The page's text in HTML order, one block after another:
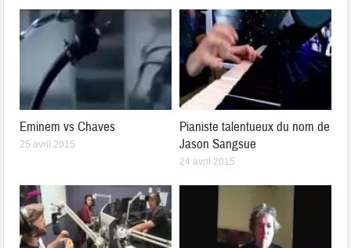
Eminem vs Chaves
25 avril 2015
Pianiste talentueux du nom de
Jason Sangsue
24 avril 2015